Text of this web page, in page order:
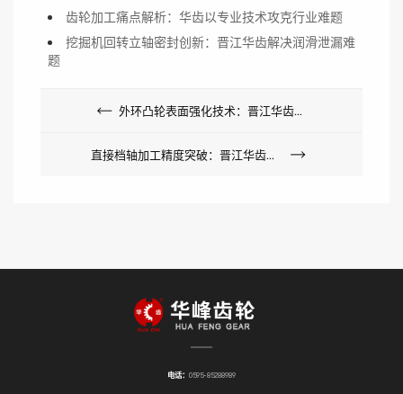
齿轮加工痛点解析：华齿以专业技术攻克行业难题
挖掘机回转立轴密封创新：晋江华齿解决润滑泄漏难
题
外环凸轮表面强化技术：晋江华齿提升产品使用寿命
直接档轴加工精度突破：晋江华齿实现微米级制造
电话： 0595-85288989